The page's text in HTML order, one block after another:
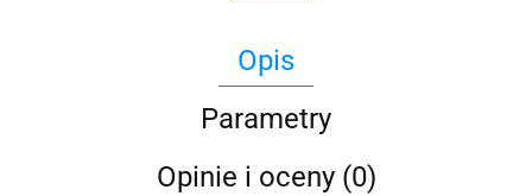
Opis
Parametry
Opinie i oceny (0)